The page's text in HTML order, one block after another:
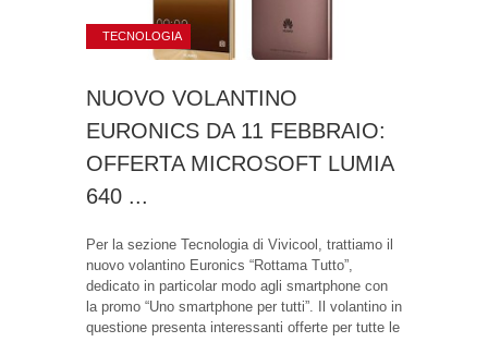
TECNOLOGIA
NUOVO VOLANTINO
EURONICS DA 11 FEBBRAIO:
OFFERTA MICROSOFT LUMIA
640 ...
Per la sezione Tecnologia di Vivicool, trattiamo il
nuovo volantino Euronics “Rottama Tutto”,
dedicato in particolar modo agli smartphone con
la promo “Uno smartphone per tutti”. Il volantino in
questione presenta interessanti offerte per tutte le